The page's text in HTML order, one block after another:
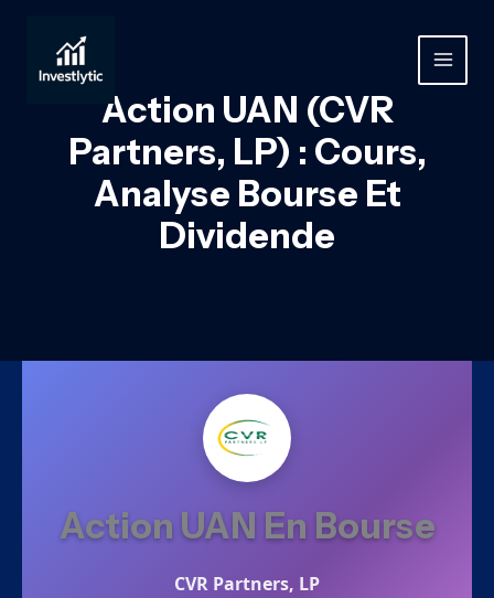
contenu
MAIN
Action UAN (CVR
Partners, LP) : Cours,
Analyse Bourse Et
Dividende
Action UAN En Bourse
CVR Partners, LP